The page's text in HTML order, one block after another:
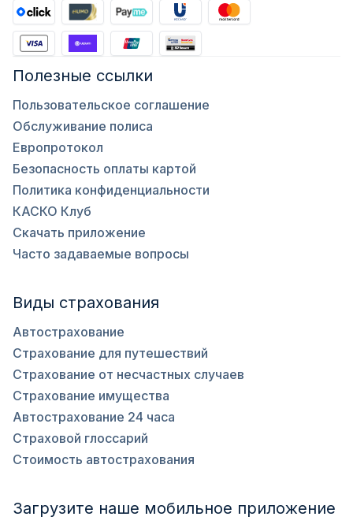
Полезные ссылки
Пользовательское соглашение
Обслуживание полиса
Европротокол
Безопасность оплаты картой
Политика конфиденциальности
КАСКО Клуб
Скачать приложение
Часто задаваемые вопросы
Виды страхования
Автострахование
Страхование для путешествий
Страхование от несчастных случаев
Страхование имущества
Автострахование 24 часа
Страховой глоссарий
Стоимость автострахования
Загрузите наше мобильное приложение